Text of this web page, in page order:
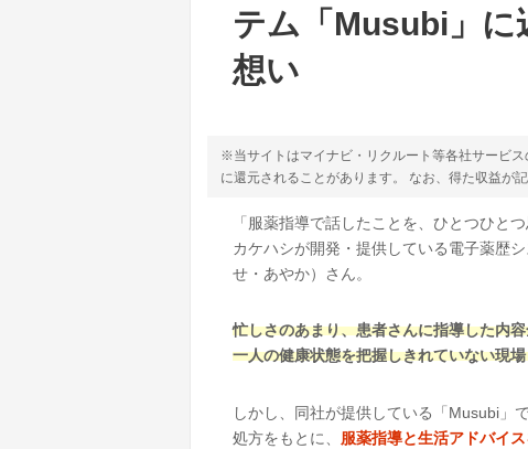
テム「Musubi」に
想い
※当サイトはマイナビ・リクルート等各社サービ
に還元されることがあります。 なお、得た収益が
「服薬指導で話したことを、ひとつひと
カケハシが開発・提供している電子薬歴
せ・あやか）さん。
忙しさのあまり、患者さんに指導した内
一人の健康状態を把握しきれていない現
しかし、同社が提供している「Musubi」
処方をもとに、 服薬指導と生活アドバイ